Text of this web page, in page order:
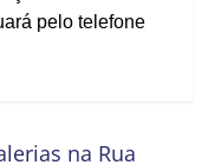
pelo telefone
na Rua